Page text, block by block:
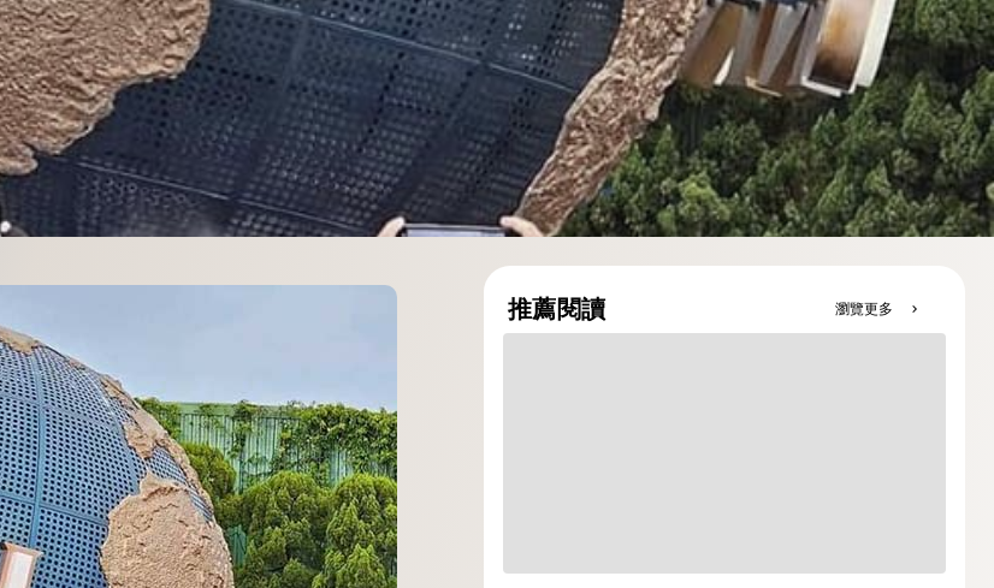
推薦閱讀 瀏覽更多 chevron_right